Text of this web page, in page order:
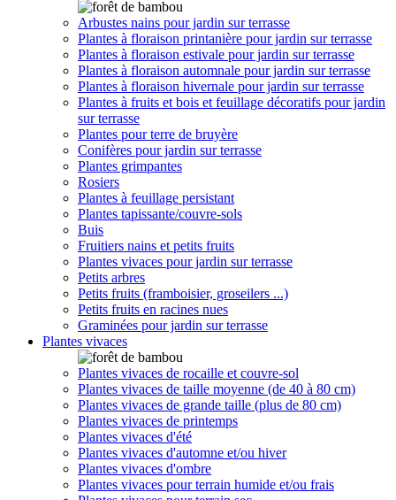
Arbustes nains pour jardin sur terrasse
Plantes à floraison printanière pour jardin sur terrasse
Plantes à floraison estivale pour jardin sur terrasse
Plantes à floraison automnale pour jardin sur terrasse
Plantes à floraison hivernale pour jardin sur terrasse
Plantes à fruits et bois et feuillage décoratifs pour jardin
sur terrasse
Plantes pour terre de bruyère
Conifères pour jardin sur terrasse
Plantes grimpantes
Rosiers
Plantes à feuillage persistant
Plantes tapissante/couvre-sols
Buis
Fruitiers nains et petits fruits
Plantes vivaces pour jardin sur terrasse
Petits arbres
Petits fruits (framboisier, groseilers ...)
Petits fruits en racines nues
Graminées pour jardin sur terrasse
Plantes vivaces
Plantes vivaces de rocaille et couvre-sol
Plantes vivaces de taille moyenne (de 40 à 80 cm)
Plantes vivaces de grande taille (plus de 80 cm)
Plantes vivaces de printemps
Plantes vivaces d'été
Plantes vivaces d'automne et/ou hiver
Plantes vivaces d'ombre
Plantes vivaces pour terrain humide et/ou frais